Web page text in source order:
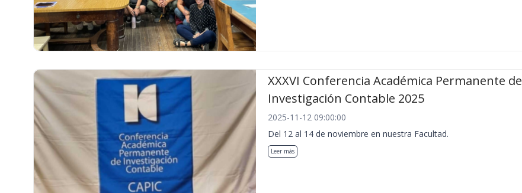
XXXVI Conferencia Académica Permanente de
Investigación Contable 2025
2025-11-12 09:00:00
Del 12 al 14 de noviembre en nuestra Facultad.
Leer más